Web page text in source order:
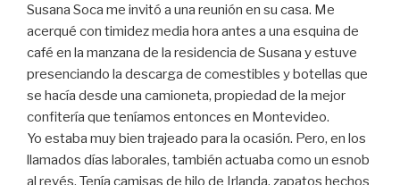
Susana Soca me invitó a una reunión en su casa. Me
acerqué con timidez media hora antes a una esquina de
café en la manzana de la residencia de Susana y estuve
presenciando la descarga de comestibles y botellas que
se hacía desde una camioneta, propiedad de la mejor
confitería que teníamos entonces en Montevideo.
Yo estaba muy bien trajeado para la ocasión. Pero, en los
llamados días laborales, también actuaba como un esnob
al revés. Tenía camisas de hilo de Irlanda, zapatos hechos